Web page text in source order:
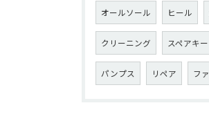
オールソール ヒール
クリーニング スペアキー
パンプス リペア フ